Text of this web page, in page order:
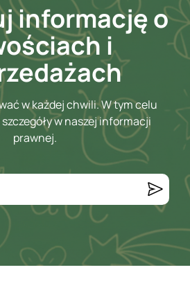
informację o
i
w każdej chwili. W tym celu
w naszej informacji
prawnej.